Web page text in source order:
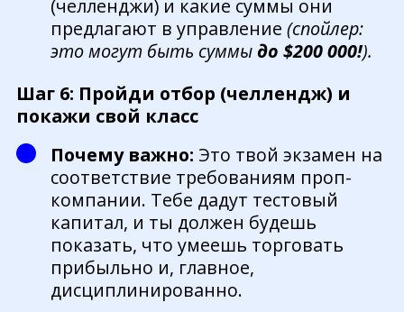
(челленджи) и какие суммы они
предлагают в управление(спойлер:
это могут быть суммыдо $200 000!).
Шаг 6: Пройди отбор (челлендж) и
покажи свой класс
Почему важно: Это твой экзамен на
соответствие требованиям проп-
компании. Тебе дадут тестовый
капитал, и ты должен будешь
показать, что умеешь торговать
прибыльно и, главное,
дисциплинированно.